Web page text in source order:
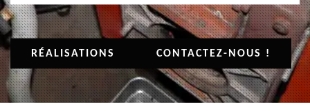
RÉALISATIONS CONTACTEZ-NOUS !